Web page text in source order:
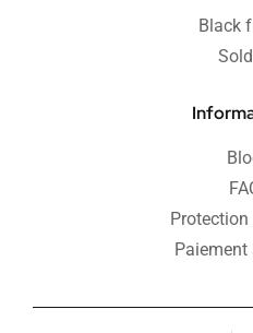
Black
Protection
Paiement